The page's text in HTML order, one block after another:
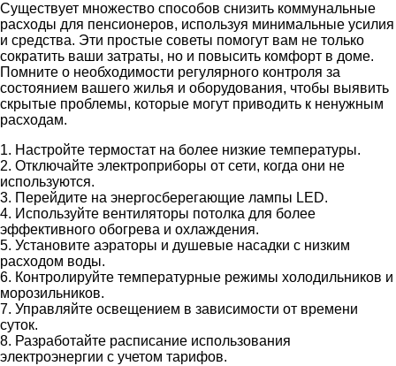
Существует множество способов снизить коммунальные
расходы для пенсионеров, используя минимальные усилия
и средства. Эти простые советы помогут вам не только
сократить ваши затраты, но и повысить комфорт в доме.
Помните о необходимости регулярного контроля за
состоянием вашего жилья и оборудования, чтобы выявить
скрытые проблемы, которые могут приводить к ненужным
расходам.
1. Настройте термостат на более низкие температуры.
2. Отключайте электроприборы от сети, когда они не
используются.
3. Перейдите на энергосберегающие лампы LED.
4. Используйте вентиляторы потолка для более
эффективного обогрева и охлаждения.
5. Установите аэраторы и душевые насадки с низким
расходом воды.
6. Контролируйте температурные режимы холодильников и
морозильников.
7. Управляйте освещением в зависимости от времени
суток.
8. Разработайте расписание использования
электроэнергии с учетом тарифов.